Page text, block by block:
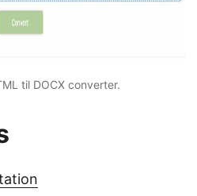
til DOCX converter.